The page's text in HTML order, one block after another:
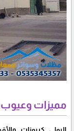
مميزات وعيوب